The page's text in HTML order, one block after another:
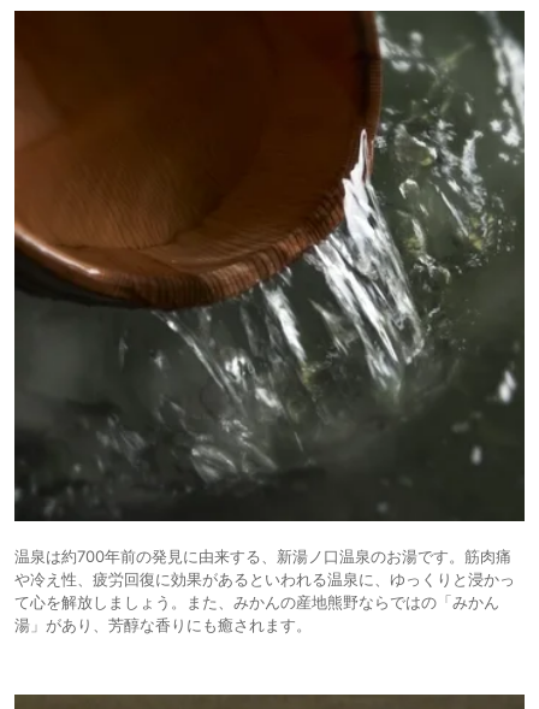
温泉は約700年前の発見に由来する、新湯ノ口温泉のお湯です。筋肉痛
や冷え性、疲労回復に効果があるといわれる温泉に、ゆっくりと浸かっ
て心を解放しましょう。また、みかんの産地熊野ならではの「みかん
湯」があり、芳醇な香りにも癒されます。